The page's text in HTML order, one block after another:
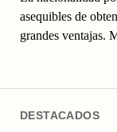
DESTACADOS
asequibles de
grandes ventajas.